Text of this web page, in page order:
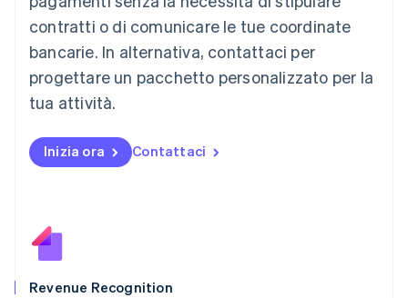
contratti o di comunicare le tue coordinate
bancarie. In alternativa, contattaci per
progettare un pacchetto personalizzato per la
tua attività.
Inizia ora Contattaci
Revenue Recognition
Malaysia
English 简体中文
Malta
Messico
EspañolEnglish
English
Nuova Zelanda
Polonia
Portogallo
PortuguêsEnglish